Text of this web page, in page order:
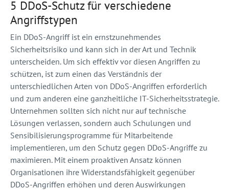
5 DDoS-Schutz für verschiedene
Angriffstypen
Ein DDoS-Angriff ist ein ernstzunehmendes
Sicherheitsrisiko und kann sich in der Art und Technik
unterscheiden. Um sich effektiv vor diesen Angriffen zu
schützen, ist zum einen das Verständnis der
unterschiedlichen Arten von DDoS-Angriffen erforderlich
und zum anderen eine ganzheitliche IT-Sicherheitsstrategie.
Unternehmen sollten sich nicht nur auf technische
Lösungen verlassen, sondern auch Schulungen und
Sensibilisierungsprogramme für Mitarbeitende
implementieren, um den Schutz gegen DDoS-Angriffe zu
maximieren. Mit einem proaktiven Ansatz können
Organisationen ihre Widerstandsfähigkeit gegenüber
DDoS-Angriffen erhöhen und deren Auswirkungen